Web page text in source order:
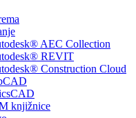
AEC Collection
REVIT
Construction Cloud
knjižnice